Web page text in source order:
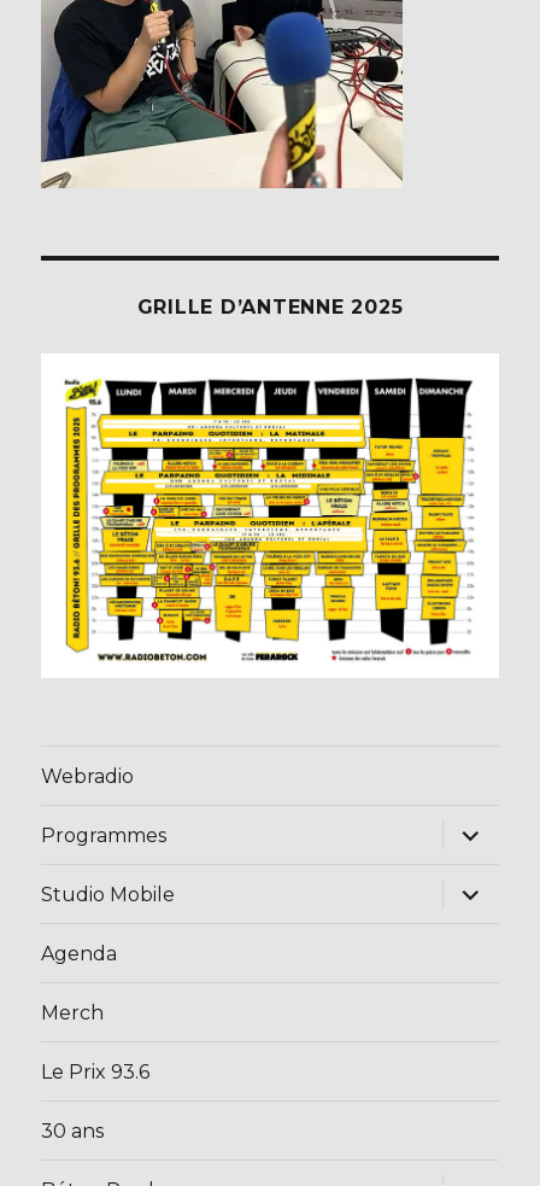
GRILLE D’ANTENNE 2025
Webradio
Programmes
ouvrir
menu
Studio Mobile
ouvrir
Agenda
Merch
Le Prix 93.6
30 ans